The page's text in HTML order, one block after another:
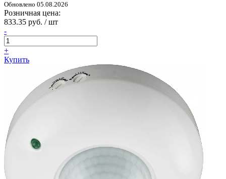
Обновлено 05.08.2026
Розничная цена:
833.35 руб. / шт
-
+
Купить